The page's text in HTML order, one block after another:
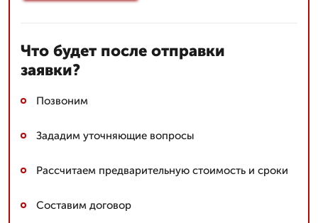
Что будет после отправки
заявки?
Позвоним
Зададим уточняющие вопросы
Рассчитаем предварительную стоимость и сроки
Составим договор